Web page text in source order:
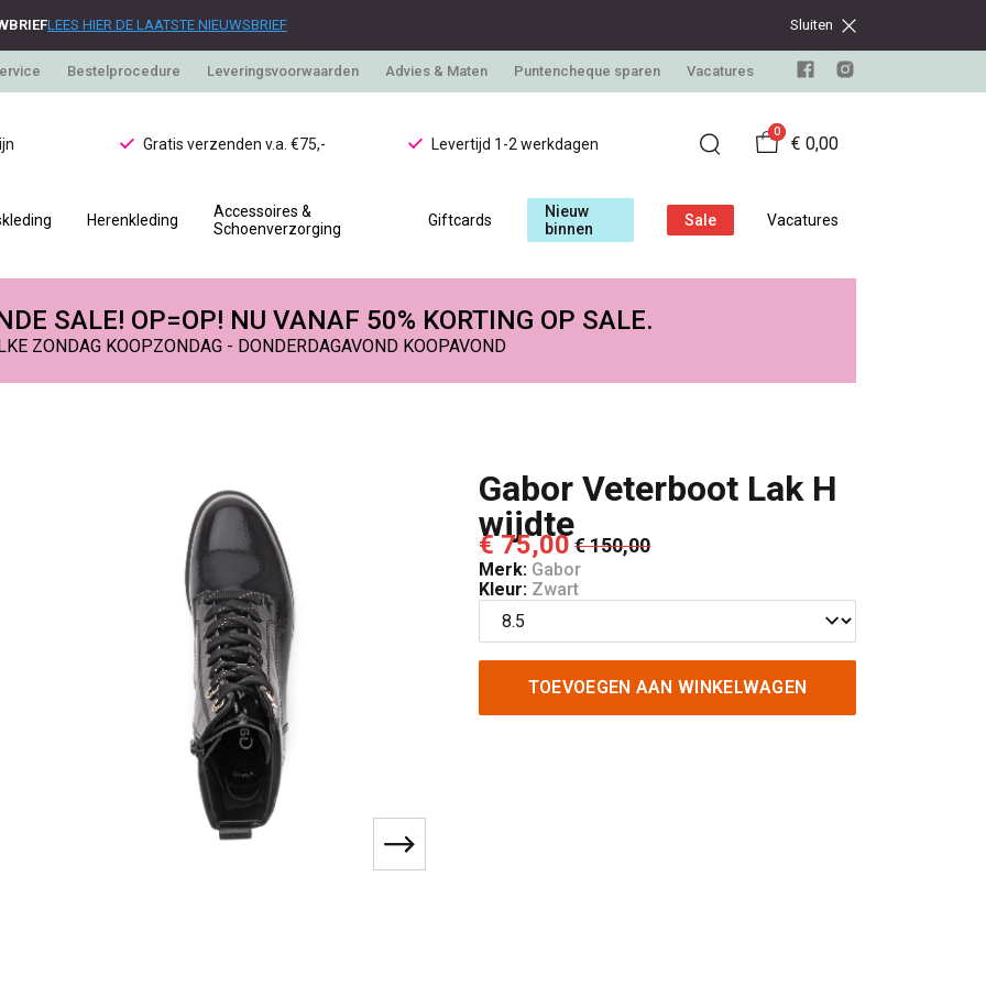
LEES HIER DE LAATSTE NIEUWSBRIEF Sluiten
Bestelprocedure Leveringsvoorwaarden Advies & Maten Puntencheque sparen Vacatures
Gratis verzenden v.a. €75,- Levertijd 1-2 werkdagen
0
€ 0,00
Herenkleding
Accessoires &
Schoenverzorging
Giftcards
Nieuw
binnen
Sale Vacatures
SALE! OP=OP! NU VANAF 50% KORTING OP SALE.
ZONDAG KOOPZONDAG - DONDERDAGAVOND KOOPAVOND
Gabor Veterboot Lak H
wijdte
€ 75,00€ 150,00
Merk: Gabor
Kleur: Zwart
TOEVOEGEN AAN WINKELWAGEN